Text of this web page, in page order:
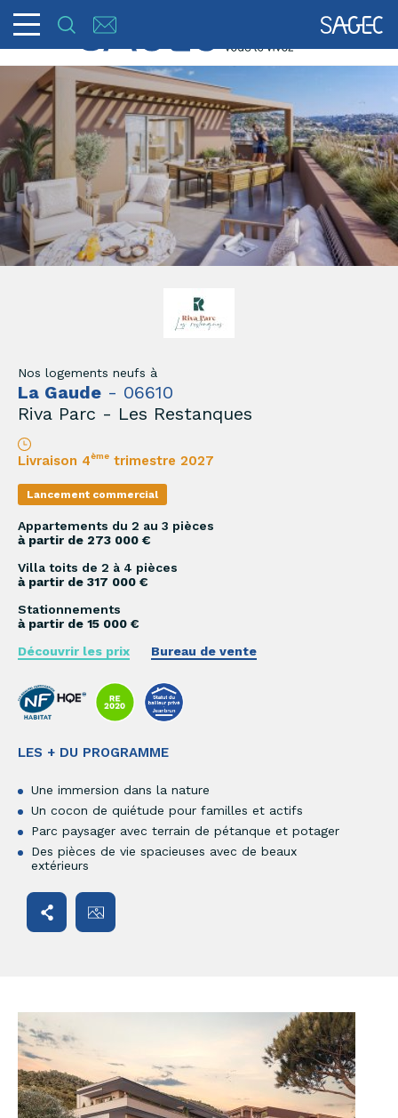
Nos logements neufs à
La Gaude - 06610
Riva Parc - Les Restanques
Livraison 4ème trimestre 2027
Lancement commercial
Appartements du 2 au 3 pièces
à partir de 273 000 €
Villa toits de 2 à 4 pièces
à partir de 317 000 €
Stationnements
à partir de 15 000 €
Découvrir les prix
Bureau de vente
LES + DU PROGRAMME
Une immersion dans la nature
Un cocon de quiétude pour familles et actifs
Parc paysager avec terrain de pétanque et potager
Des pièces de vie spacieuses avec de beaux
extérieurs